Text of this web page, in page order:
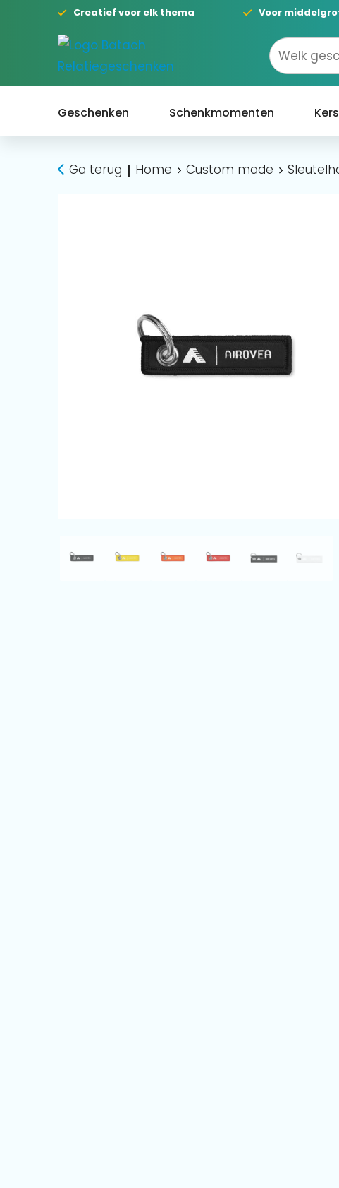
Creatief voor elk thema Voor
Geschenken Schenkmomenten
Ga terug Home Custom made